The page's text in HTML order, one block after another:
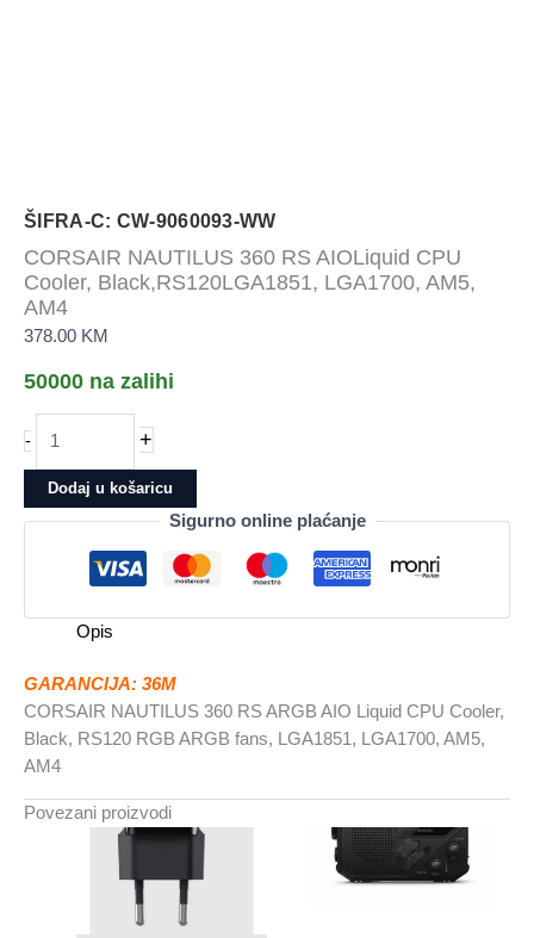
ŠIFRA-C: CW-9060093-WW
CORSAIR NAUTILUS 360 RS AIOLiquid CPU
Cooler, Black,RS120LGA1851, LGA1700, AM5,
AM4
378.00 KM
50000 na zalihi
-
NAUTILUS
360
RS
Black,RS120LGA1851,
LGA1700,
AM5,
AM4
količina
+
Dodaj u košaricu
Sigurno online plaćanje
Opis
GARANCIJA: 36M
CORSAIR NAUTILUS 360 RS ARGB AIO Liquid CPU Cooler,
Black, RS120 RGB ARGB fans, LGA1851, LGA1700, AM5,
AM4
Povezani proizvodi